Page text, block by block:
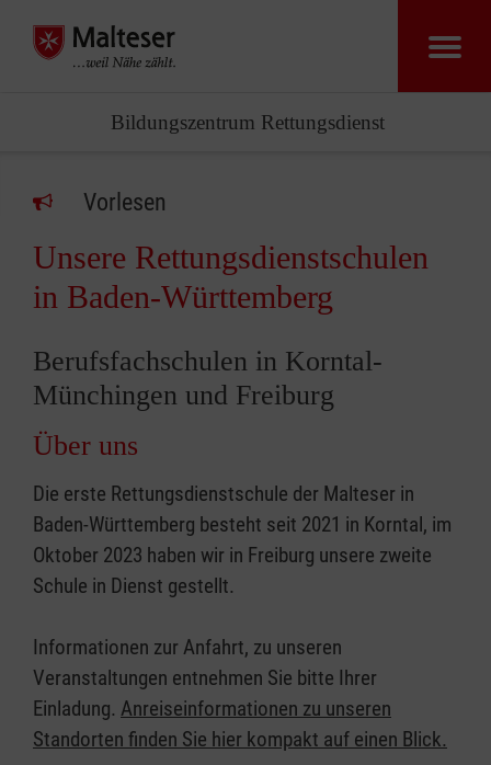
Bildungszentrum Rettungsdienst
Vorlesen
Unsere Rettungsdienstschulen
in Baden-Württemberg
Berufsfachschulen in Korntal-
Münchingen und Freiburg
Über uns
Die erste Rettungsdienstschule der Malteser in
Baden-Württemberg besteht seit 2021 in Korntal, im
Oktober 2023 haben wir in Freiburg unsere zweite
Schule in Dienst gestellt.
Informationen zur Anfahrt, zu unseren
Veranstaltungen entnehmen Sie bitte Ihrer
Einladung. Anreiseinformationen zu unseren
Standorten finden Sie hier kompakt auf einen Blick.